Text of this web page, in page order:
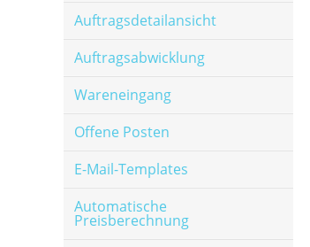
Auftragsdetailansicht
Auftragsabwicklung
Wareneingang
Offene Posten
E-Mail-Templates
Automatische
Preisberechnung